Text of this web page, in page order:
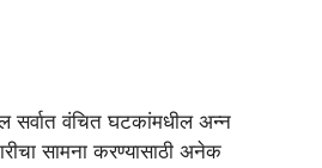
सर्वात वंचित घटकांमधील अन्न
सामना करण्यासाठी अनेक